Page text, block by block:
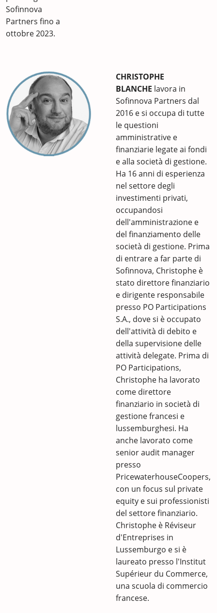
Sofinnova
Partners fino a
ottobre 2023.
CHRISTOPHE
BLANCHE lavora in
Sofinnova Partners dal
2016 e si occupa di tutte
le questioni
amministrative e
finanziarie legate ai fondi
e alla società di gestione.
Ha 16 anni di esperienza
nel settore degli
investimenti privati,
occupandosi
dell'amministrazione e
del finanziamento delle
società di gestione. Prima
di entrare a far parte di
Sofinnova, Christophe è
stato direttore finanziario
e dirigente responsabile
presso PO Participations
S.A., dove si è occupato
dell'attività di debito e
della supervisione delle
attività delegate. Prima di
PO Participations,
Christophe ha lavorato
come direttore
finanziario in società di
gestione francesi e
lussemburghesi. Ha
anche lavorato come
senior audit manager
presso
PricewaterhouseCoopers,
con un focus sul private
equity e sui professionisti
del settore finanziario.
Christophe è Réviseur
d'Entreprises in
Lussemburgo e si è
laureato presso l'Institut
Supérieur du Commerce,
una scuola di commercio
francese.